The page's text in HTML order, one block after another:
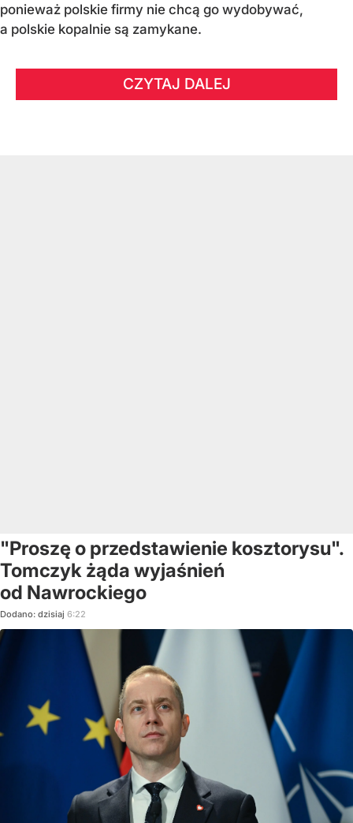
ponieważ polskie firmy nie chcą go wydobywać,
a polskie kopalnie są zamykane.
CZYTAJ DALEJ
"Proszę o przedstawienie kosztorysu".
Tomczyk żąda wyjaśnień
od Nawrockiego
Dodano: dzisiaj 6:22